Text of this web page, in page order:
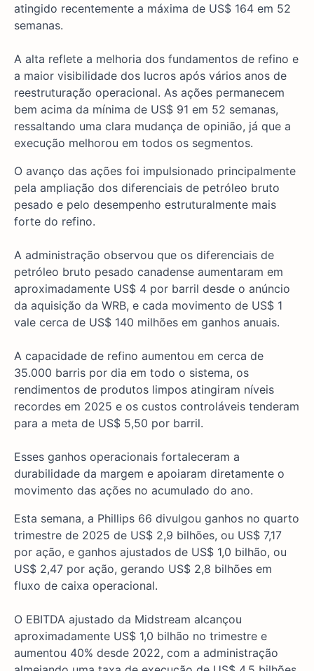
atingido recentemente a máxima de US$ 164 em 52
semanas.
A alta reflete a melhoria dos fundamentos de refino e
a maior visibilidade dos lucros após vários anos de
reestruturação operacional. As ações permanecem
bem acima da mínima de US$ 91 em 52 semanas,
ressaltando uma clara mudança de opinião, já que a
execução melhorou em todos os segmentos.
O avanço das ações foi impulsionado principalmente
pela ampliação dos diferenciais de petróleo bruto
pesado e pelo desempenho estruturalmente mais
forte do refino.
A administração observou que os diferenciais de
petróleo bruto pesado canadense aumentaram em
aproximadamente US$ 4 por barril desde o anúncio
da aquisição da WRB, e cada movimento de US$ 1
vale cerca de US$ 140 milhões em ganhos anuais.
A capacidade de refino aumentou em cerca de
35.000 barris por dia em todo o sistema, os
rendimentos de produtos limpos atingiram níveis
recordes em 2025 e os custos controláveis tenderam
para a meta de US$ 5,50 por barril.
Esses ganhos operacionais fortaleceram a
durabilidade da margem e apoiaram diretamente o
movimento das ações no acumulado do ano.
Esta semana, a Phillips 66 divulgou ganhos no quarto
trimestre de 2025 de US$ 2,9 bilhões, ou US$ 7,17
por ação, e ganhos ajustados de US$ 1,0 bilhão, ou
US$ 2,47 por ação, gerando US$ 2,8 bilhões em
fluxo de caixa operacional.
O EBITDA ajustado da Midstream alcançou
aproximadamente US$ 1,0 bilhão no trimestre e
aumentou 40% desde 2022, com a administração